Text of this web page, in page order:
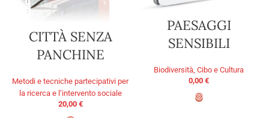
CITTÀ SENZA
PANCHINE
Metodi e tecniche partecipativi per
la ricerca e l’intervento sociale
20,00 €
PAESAGGI
SENSIBILI
Biodiversità, Cibo e Cultura
0,00 €